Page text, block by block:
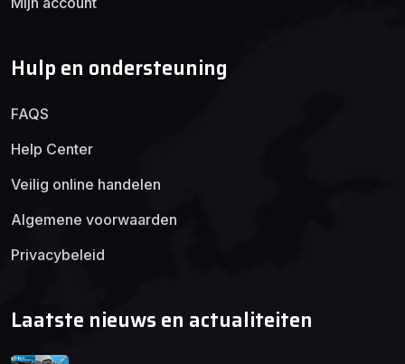
Hulp en ondersteuning
FAQS
Help Center
Veilig online handelen
Algemene voorwaarden
Privacybeleid
Laatste nieuws en actualiteiten